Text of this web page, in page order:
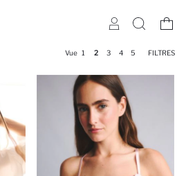
Vue 1 2 3 4 5 FILTRES